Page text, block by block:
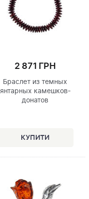
2 871 ГРН
Браслет из темных
янтарных камешков-
донатов